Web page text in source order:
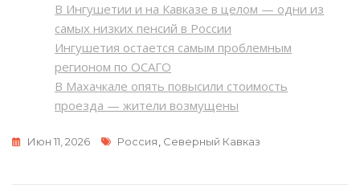
В Ингушетии и на Кавказе в целом — одни из
самых низких пенсий в России
Ингушетия остается самым проблемным
регионом по ОСАГО
В Махачкале опять повысили стоимость
проезда — жители возмущены
Июн 11, 2026 Метки
Россия, Северный Кавказ